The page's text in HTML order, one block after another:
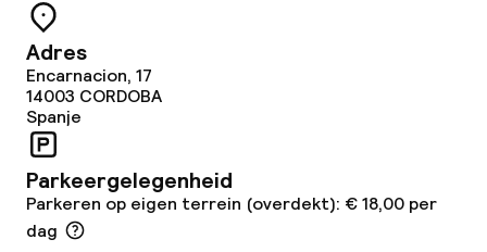
Adres
Encarnacion, 17
14003 CORDOBA
Spanje
Parkeergelegenheid
Parkeren op eigen terrein (overdekt): € 18,00 per
dag